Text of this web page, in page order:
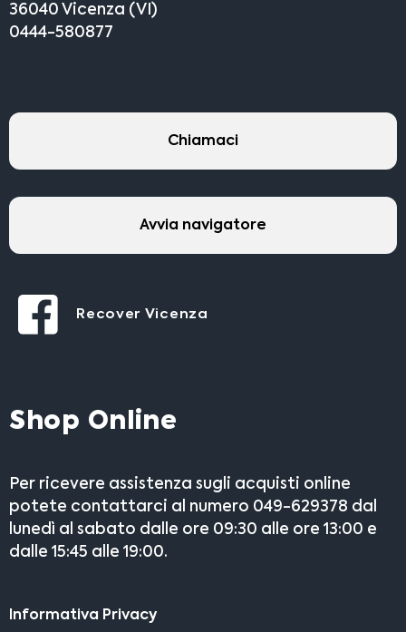
36040 Vicenza (VI)
0444-580877
Chiamaci
Avvia navigatore
Recover Vicenza
Shop Online
Per ricevere assistenza sugli acquisti online
potete contattarci al numero 049-629378 dal
lunedì al sabato dalle ore 09:30 alle ore 13:00 e
dalle 15:45 alle 19:00.
Informativa Privacy